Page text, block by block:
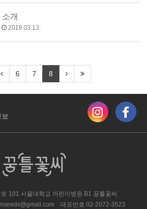
개
2019.03.13
6 7 8
101 서울대학교 어린이병원 ​B1 꿈틀꽃씨
대표번호 02-2072-3523